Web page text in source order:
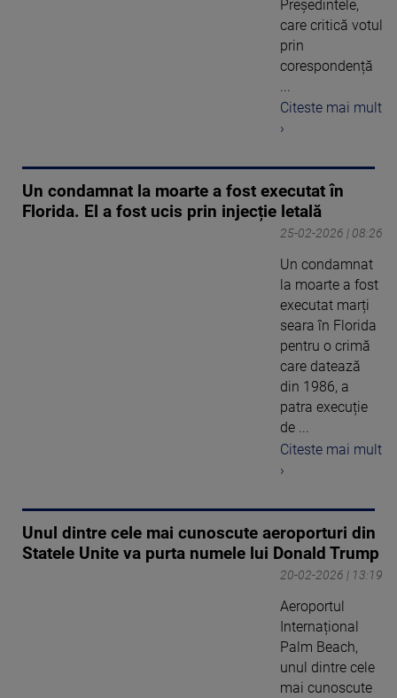
Președintele,
care critică votul
prin
corespondență
Citeste mai mult
›
Un condamnat la moarte a fost executat în
Florida. El a fost ucis prin injecție letală
25-02-2026 | 08:26
Un condamnat
la moarte a fost
executat marți
seara în Florida
pentru o crimă
care datează
din 1986, a
patra execuție
de ...
Citeste mai mult
›
Unul dintre cele mai cunoscute aeroporturi din
Statele Unite va purta numele lui Donald Trump
20-02-2026 | 13:19
Aeroportul
Internațional
Palm Beach,
unul dintre cele
mai cunoscute